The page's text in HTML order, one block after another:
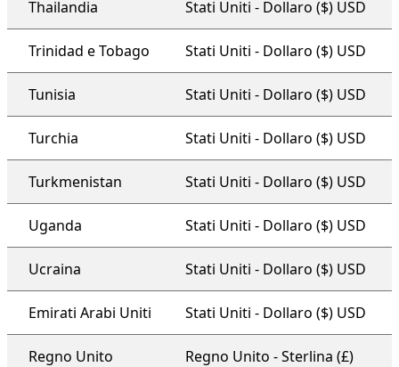
Thailandia Stati Uniti - Dollaro ($) USD
Trinidad e Tobago Stati Uniti - Dollaro ($) USD
Tunisia Stati Uniti - Dollaro ($) USD
Turchia Stati Uniti - Dollaro ($) USD
Turkmenistan Stati Uniti - Dollaro ($) USD
Uganda Stati Uniti - Dollaro ($) USD
Ucraina Stati Uniti - Dollaro ($) USD
Emirati Arabi Uniti Stati Uniti - Dollaro ($) USD
Regno Unito
Regno Unito - Sterlina (£)